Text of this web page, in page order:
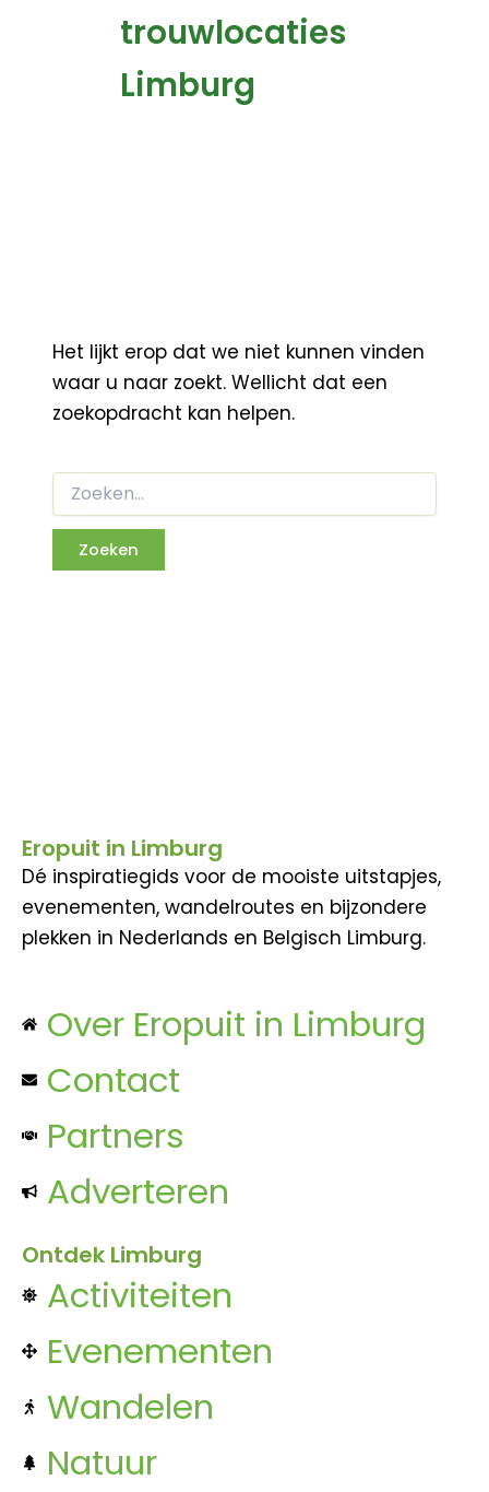
trouwlocaties
Limburg
Het lijkt erop dat we niet kunnen vinden
waar u naar zoekt. Wellicht dat een
zoekopdracht kan helpen.
Eropuit in Limburg
Dé inspiratiegids voor de mooiste uitstapjes,
evenementen, wandelroutes en bijzondere
plekken in Nederlands en Belgisch Limburg.
Over Eropuit in Limburg
Contact
Partners
Adverteren
Ontdek Limburg
Activiteiten
Evenementen
Wandelen
Natuur